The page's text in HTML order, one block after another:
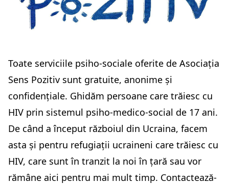
Toate serviciile psiho-sociale oferite de Asociația
Sens Pozitiv sunt gratuite, anonime și
confidențiale. Ghidăm persoane care trăiesc cu
HIV prin sistemul psiho-medico-social de 17 ani.
De când a început războiul din Ucraina, facem
asta și pentru refugiații ucraineni care trăiesc cu
HIV, care sunt în tranzit la noi în țară sau vor
rămâne aici pentru mai mult timp. Contactează-